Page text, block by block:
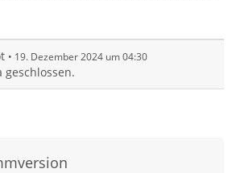
19. Dezember 2024 um 04:30
geschlossen.